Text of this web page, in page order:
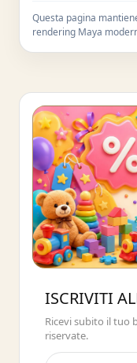
Questa pagina
rendering Maya
ISCRIVITI E
SCONTO
ISCRIVITI
Ricevi subito il tuo
riservate.